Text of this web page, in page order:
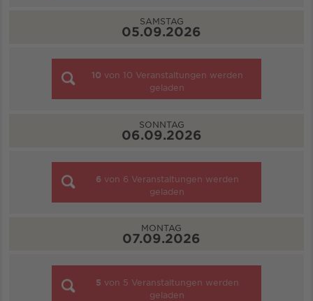
SAMSTAG
05.09.2026
10 von 10 Veranstaltungen werden
geladen
SONNTAG
06.09.2026
6 von 6 Veranstaltungen werden
geladen
MONTAG
07.09.2026
5 von 5 Veranstaltungen werden
geladen